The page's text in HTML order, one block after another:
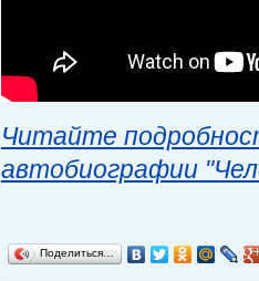
Читайте
автобиографии
Поделиться…